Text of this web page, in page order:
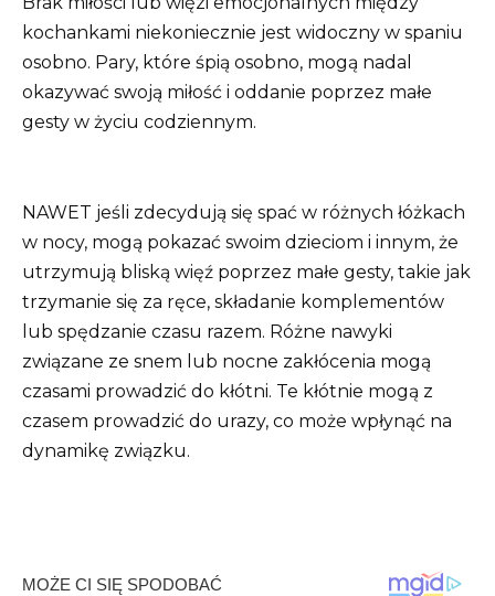
kochankami niekoniecznie jest widoczny w spaniu
osobno. Pary, które śpią osobno, mogą nadal
okazywać swoją miłość i oddanie poprzez małe
gesty w życiu codziennym.
NAWET jeśli zdecydują się spać w różnych łóżkach
w nocy, mogą pokazać swoim dzieciom i innym, że
utrzymują bliską więź poprzez małe gesty, takie jak
trzymanie się za ręce, składanie komplementów
lub spędzanie czasu razem. Różne nawyki
związane ze snem lub nocne zakłócenia mogą
czasami prowadzić do kłótni. Te kłótnie mogą z
czasem prowadzić do urazy, co może wpłynąć na
dynamikę związku.